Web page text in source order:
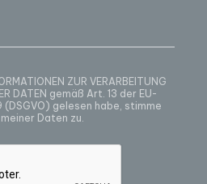
ZUR VERARBEITUNG
DATEN gemäß Art. 13 der EU-
(DSGVO) gelesen habe, stimme
Daten zu.